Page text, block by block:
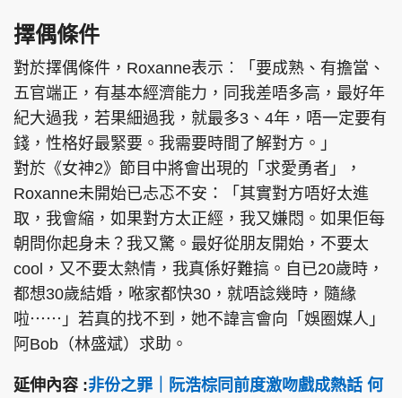
擇偶條件
對於擇偶條件，Roxanne表示︰「要成熟、有擔當、
五官端正，有基本經濟能力，同我差唔多高，最好年
紀大過我，若果細過我，就最多3、4年，唔一定要有
錢，性格好最緊要。我需要時間了解對方。」
對於《女神2》節目中將會出現的「求愛勇者」，
Roxanne未開始已忐忑不安：「其實對方唔好太進
取，我會縮，如果對方太正經，我又嫌悶。如果佢每
朝問你起身未？我又驚。最好從朋友開始，不要太
cool，又不要太熱情，我真係好難搞。自已20歲時，
都想30歲結婚，𠵱家都快30，就唔諗幾時，隨緣
啦⋯⋯」若真的找不到，她不諱言會向「娛圈媒人」
阿Bob（林盛斌）求助。
延伸內容 :非份之罪｜阮浩棕同前度激吻戲成熱話 何